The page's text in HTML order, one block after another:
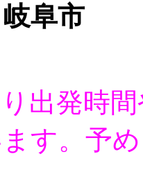
市 Ｊ
出発時
す。予